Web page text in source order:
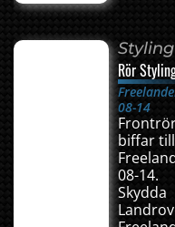
Styling
Rör
08-14
biffar till
08-14.
Skydda